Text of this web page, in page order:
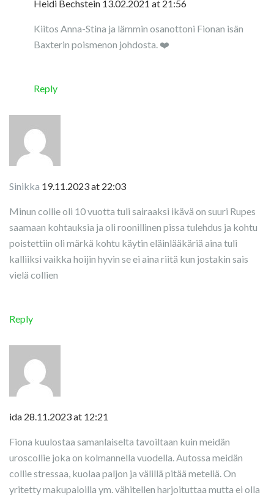
Heidi Bechstein 13.02.2021 at 21:56
Kiitos Anna-Stina ja lämmin osanottoni Fionan isän
Baxterin poismenon johdosta. ❤️
Reply
Sinikka 19.11.2023 at 22:03
Minun collie oli 10 vuotta tuli sairaaksi ikävä on suuri Rupes
saamaan kohtauksia ja oli roonillinen pissa tulehdus ja kohtu
poistettiin oli märkä kohtu käytin eläinlääkäriä aina tuli
kalliiksi vaikka hoijin hyvin se ei aina riitä kun jostakin sais
vielä collien
Reply
ida 28.11.2023 at 12:21
Fiona kuulostaa samanlaiselta tavoiltaan kuin meidän
uroscollie joka on kolmannella vuodella. Autossa meidän
collie stressaa, kuolaa paljon ja välillä pitää meteliä. On
yritetty makupaloilla ym. vähitellen harjoituttaa mutta ei olla